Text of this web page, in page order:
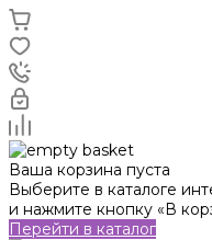
Ваша корзина пуста
Выберите в каталоге
и нажмите кнопку «В
Перейти в каталог